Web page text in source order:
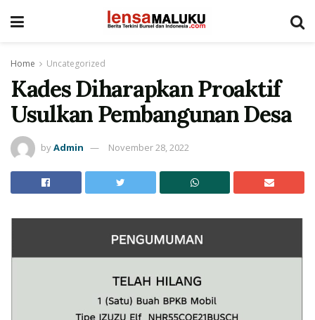
Home Uncategorized
Kades Diharapkan Proaktif
Usulkan Pembangunan Desa
byAdmin November 28, 2022